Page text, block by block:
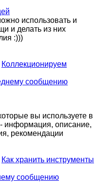
использовать и
и делать из них
:)))
Коллекционируем
сообщению
вы используете в
информация, описание,
рекомендации
Как хранить инструменты
сообщению